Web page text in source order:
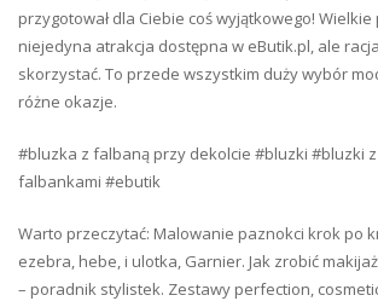
przygotował dla Ciebie coś wyjątkowego!
niejedyna atrakcja dostępna w eButik.pl, ale
skorzystać. To przede wszystkim duży wybór
różne okazje.
#bluzka z falbaną przy dekolcie #bluzki #bluzki
falbankami #ebutik
Warto przeczytać: Malowanie paznokci krok po
ezebra, hebe, i ulotka, Garnier. Jak zrobić
– poradnik stylistek. Zestawy perfection,